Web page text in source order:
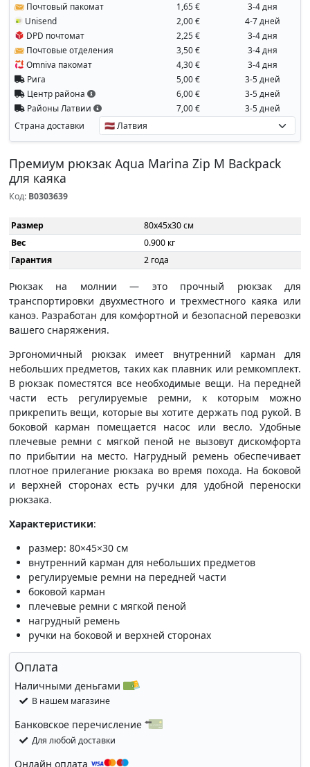
Почтовый пакомат
1,65 €
3-4 дня
Unisend
2,00 €
4-7 дней
DPD почтомат
2,25 €
3-4 дня
Почтовые отделения
3,50 €
3-4 дня
Omniva пакомат
4,30 €
3-4 дня
Рига
5,00 €
3-5 дней
Центр района
6,00 €
3-5 дней
Районы Латвии
7,00 € 3-5 дней
Страна доставки
Премиум рюкзак Aqua Marina Zip M Backpack
для каяка
Код: B0303639
Размер
80x45x30 см
Вес
0.900 кг
Гарантия
2 года
Рюкзак на молнии — это прочный рюкзак для
транспортировки двухместного и трехместного каяка или
каноэ. Разработан для комфортной и безопасной перевозки
вашего снаряжения.
Эргономичный рюкзак имеет внутренний карман для
небольших предметов, таких как плавник или ремкомплект.
В рюкзак поместятся все необходимые вещи. На передней
части есть регулируемые ремни, к которым можно
прикрепить вещи, которые вы хотите держать под рукой. В
боковой карман помещается насос или весло. Удобные
плечевые ремни с мягкой пеной не вызовут дискомфорта
по прибытии на место. Нагрудный ремень обеспечивает
плотное прилегание рюкзака во время похода. На боковой
и верхней сторонах есть ручки для удобной переноски
рюкзака.
Характеристики:
размер: 80×45×30 см
внутренний карман для небольших предметов
регулируемые ремни на передней части
боковой карман
плечевые ремни с мягкой пеной
нагрудный ремень
ручки на боковой и верхней сторонах
Оплата
Наличными деньгами
В нашем магазине
Банковское перечисление
Для любой доставки
Онлайн оплата